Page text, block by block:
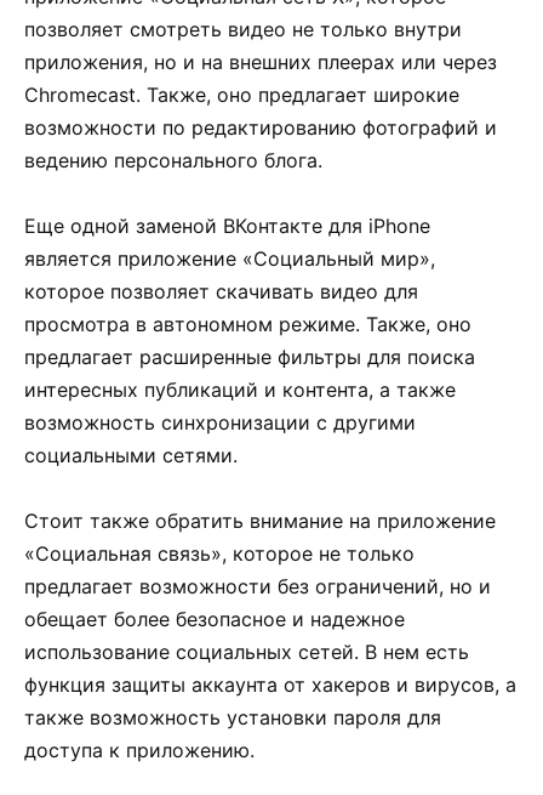
позволяет смотреть видео не только внутри
приложения, но и на внешних плеерах или через
Chromecast. Также, оно предлагает широкие
возможности по редактированию фотографий и
ведению персонального блога.
Еще одной заменой ВКонтакте для iPhone
является приложение «Социальный мир»,
которое позволяет скачивать видео для
просмотра в автономном режиме. Также, оно
предлагает расширенные фильтры для поиска
интересных публикаций и контента, а также
возможность синхронизации с другими
социальными сетями.
Стоит также обратить внимание на приложение
«Социальная связь», которое не только
предлагает возможности без ограничений, но и
обещает более безопасное и надежное
использование социальных сетей. В нем есть
функция защиты аккаунта от хакеров и вирусов, а
также возможность установки пароля для
доступа к приложению.